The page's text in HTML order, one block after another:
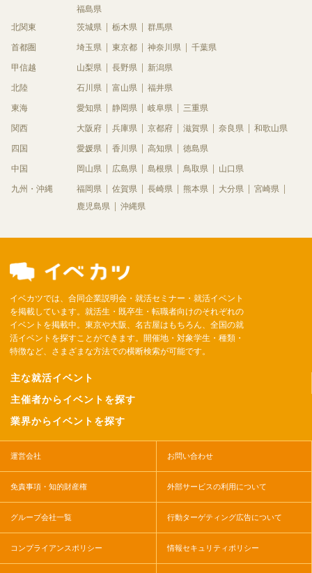
福島県
北関東
茨城県 栃木県 群馬県
首都圏 埼玉県 東京都 神奈川県 千葉県
甲信越 山梨県 長野県 新潟県
北陸 石川県 富山県 福井県
東海 愛知県 静岡県 岐阜県 三重県
関西 大阪府 兵庫県 京都府 滋賀県 奈良県 和歌山県
四国 愛媛県 香川県 高知県 徳島県
中国 岡山県 広島県 島根県 鳥取県 山口県
九州・沖縄 福岡県 佐賀県 長崎県 熊本県 大分県
宮崎県
鹿児島県
沖縄県
イベカツでは、合同企業説明会・就活セミナー・就活イベント
を掲載しています。就活生・既卒生・転職者向けのそれぞれの
イベントを掲載中。東京や大阪、名古屋はもちろん、全国の就
活イベントを探すことができます。開催地・対象学生・種類・
特徴など、さまざまな方法での横断検索が可能です。
主な就活イベント
主催者からイベントを探す
業界からイベントを探す
運営会社 お問い合わせ
免責事項・知的財産権 外部サービスの利用について
グループ会社一覧 行動ターゲティング広告について
コンプライアンスポリシー 情報セキュリティポリシー